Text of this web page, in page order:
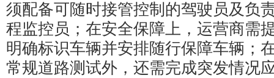
须配备可随时接管控制的驾驶员及负
程监控员；在安全保障上，运营商需
明确标识车辆并安排随行保障车辆；
常规道路测试外，还需完成突发情况